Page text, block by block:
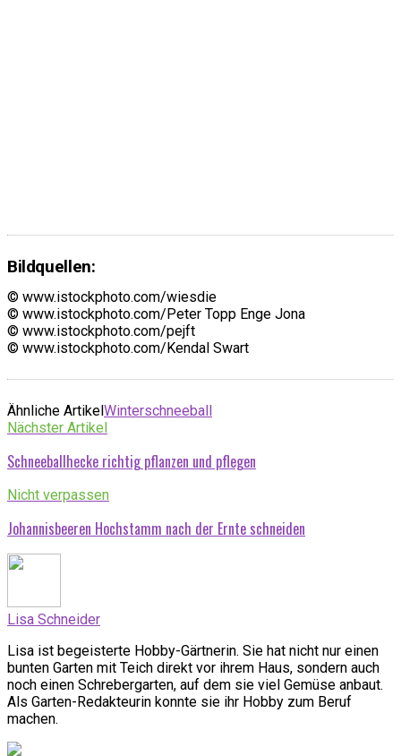
Bildquellen:
© www.istockphoto.com/wiesdie
© www.istockphoto.com/Peter Topp Enge Jona
© www.istockphoto.com/pejft
© www.istockphoto.com/Kendal Swart
Ähnliche ArtikelWinterschneeball
Nächster Artikel
Schneeballhecke richtig pflanzen und pflegen
Nicht verpassen
Johannisbeeren Hochstamm nach der Ernte schneiden
Lisa Schneider
Lisa ist begeisterte Hobby-Gärtnerin. Sie hat nicht nur einen
bunten Garten mit Teich direkt vor ihrem Haus, sondern auch
noch einen Schrebergarten, auf dem sie viel Gemüse anbaut.
Als Garten-Redakteurin konnte sie ihr Hobby zum Beruf
machen.